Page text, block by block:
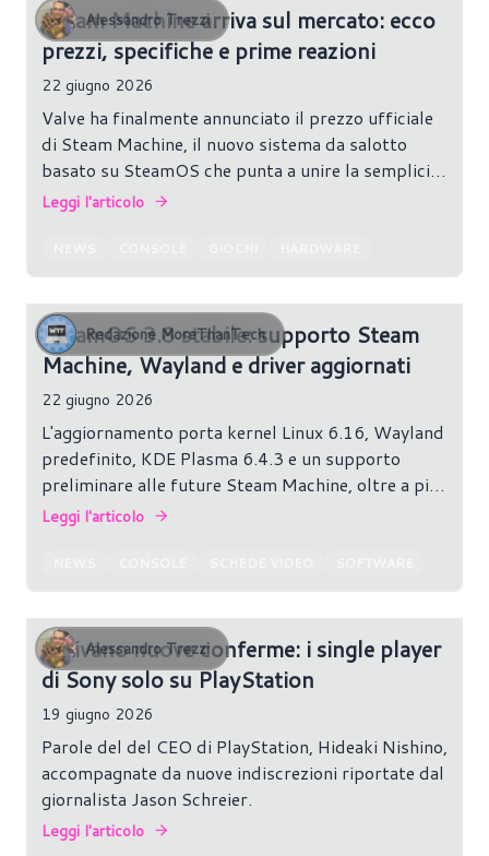
Alessandro Trezzi
Steam Machine arriva sul mercato: ecco
prezzi, specifiche e prime reazioni
22 giugno 2026
Valve ha finalmente annunciato il prezzo ufficiale
di Steam Machine, il nuovo sistema da salotto
basato su SteamOS che punta a unire la semplicità
di una console con la flessibilità di un PC.
Leggi l'articolo
Redazione MoreThanTech
SteamOS 3.8 stabile: supporto Steam
Machine, Wayland e driver aggiornati
22 giugno 2026
L'aggiornamento porta kernel Linux 6.16, Wayland
predefinito, KDE Plasma 6.4.3 e un supporto
preliminare alle future Steam Machine, oltre a più
handheld compatibili.
Leggi l'articolo
Alessandro Trezzi
Arrivano nuove conferme: i single player
di Sony solo su PlayStation
19 giugno 2026
Parole del del CEO di PlayStation, Hideaki Nishino,
accompagnate da nuove indiscrezioni riportate dal
giornalista Jason Schreier.
Leggi l'articolo